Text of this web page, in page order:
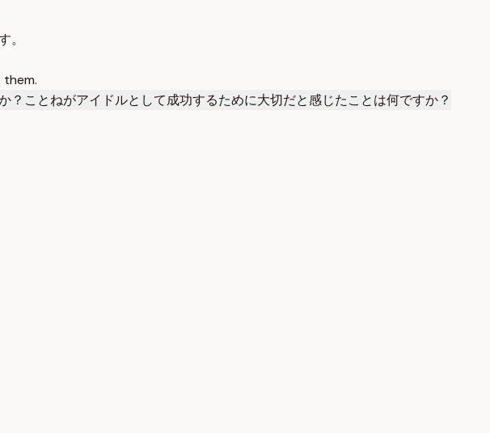
。
？ ことねがアイドルとして成功するために大切だと感じたことは何ですか？